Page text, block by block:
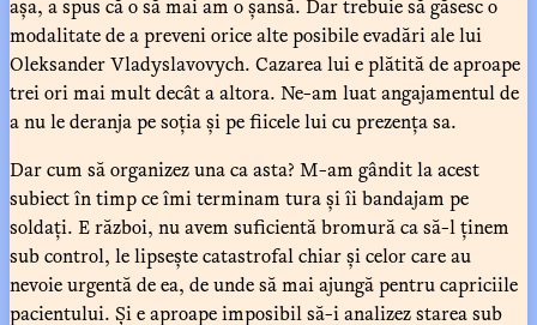
modalitate de a preveni orice alte posibile evadări ale lui
Oleksander Vladyslavovych. Cazarea lui e plătită de aproape
trei ori mai mult decât a altora. Ne-am luat angajamentul de
a nu le deranja pe soția și pe fiicele lui cu prezența sa.
Dar cum să organizez una ca asta? M-am gândit la acest
subiect în timp ce îmi terminam tura și îi bandajam pe
soldați. E război, nu avem suficientă bromură ca să-l ținem
sub control, le lipsește catastrofal chiar și celor care au
nevoie urgentă de ea, de unde să mai ajungă pentru capriciile
pacientului. Și e aproape imposibil să-i analizez starea sub